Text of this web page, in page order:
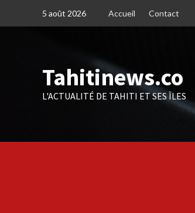
5 août 2026 Accueil Contact
Tahitinews.co
L'ACTUALITÉ DE TAHITI ET SES ÎLES